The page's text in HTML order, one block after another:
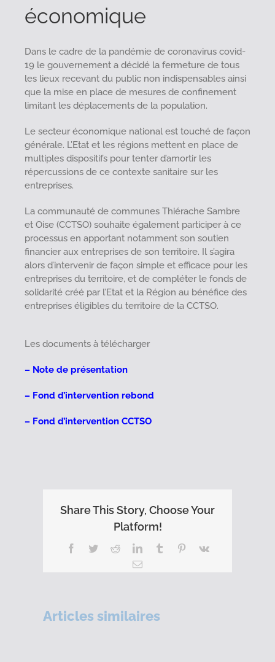
économique
Dans le cadre de la pandémie de coronavirus covid-
19 le gouvernement a décidé la fermeture de tous
les lieux recevant du public non indispensables ainsi
que la mise en place de mesures de confinement
limitant les déplacements de la population.
Le secteur économique national est touché de façon
générale. L’Etat et les régions mettent en place de
multiples dispositifs pour tenter d’amortir les
répercussions de ce contexte sanitaire sur les
entreprises.
La communauté de communes Thiérache Sambre
et Oise (CCTSO) souhaite également participer à ce
processus en apportant notamment son soutien
financier aux entreprises de son territoire. Il s’agira
alors d’intervenir de façon simple et efficace pour les
entreprises du territoire, et de compléter le fonds de
solidarité créé par l’Etat et la Région au bénéfice des
entreprises éligibles du territoire de la CCTSO.
Les documents à télécharger
– Note de présentation
– Fond d’intervention rebond
– Fond d’intervention CCTSO
Share This Story, Choose Your
Platform!
Facebook
TwitterRedditLinkedInTumblr Pinterest
Vk
Email
Articles similaires